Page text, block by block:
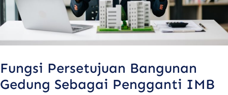
Fungsi Persetujuan Bangunan
Gedung Sebagai Pengganti IMB